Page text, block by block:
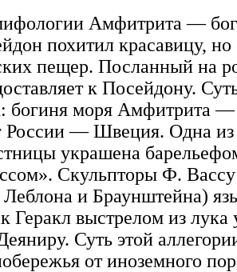
Амфитрита —
похитил красавицу, но
пещер. Посланный на
к Посейдону.
богиня моря Амфитрита
России — Швеция. Одна из
украшена
Скульпторы Ф.
и Браунштейна)
Геракл выстрелом из лука
Суть этой
от иноземного